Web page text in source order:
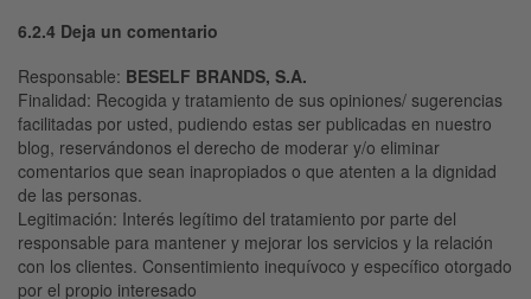
6.2.4 Deja un comentario
Responsable: BESELF BRANDS, S.A.
Finalidad: Recogida y tratamiento de sus opiniones/ sugerencias
facilitadas por usted, pudiendo estas ser publicadas en nuestro
blog, reservándonos el derecho de moderar y/o eliminar
comentarios que sean inapropiados o que atenten a la dignidad
de las personas.
Legitimación: Interés legítimo del tratamiento por parte del
responsable para mantener y mejorar los servicios y la relación
con los clientes. Consentimiento inequívoco y específico otorgado
por el propio interesado